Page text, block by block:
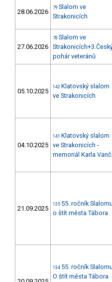
28.06.2026
79 Slalom ve
Strakonicích
27.06.2026
78 Slalom ve
pohár veteránů
05.10.2025
142 Klatovský slalom
ve Strakonicích
04.10.2025
141 Klatovský slalom
ve Strakonicích -
memoriál Karla
21.09.2025
135 55. ročník Slalomu
o štít města Tábora
134 55. ročník Slalomu
O štít města Tábora